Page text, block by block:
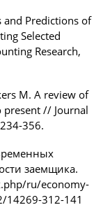
and Predictions of
Selected
Research,
M. A review of
// Journal
356.
заемщика.
ru/economy-
14269-312-141